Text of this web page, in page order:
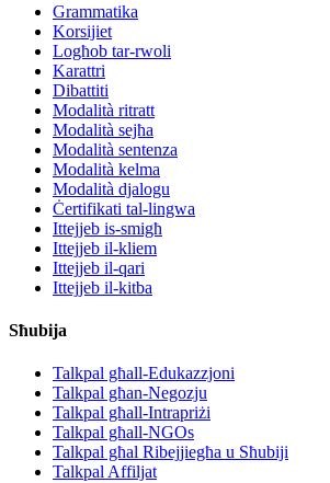
Grammatika
Korsijiet
Logħob tar-rwoli
Karattri
Dibattiti
Modalità ritratt
Modalità sejħa
Modalità sentenza
Modalità kelma
Modalità djalogu
Ċertifikati tal-lingwa
Ittejjeb is-smigħ
Ittejjeb il-kliem
Ittejjeb il-qari
Ittejjeb il-kitba
Sħubija
Talkpal għall-Edukazzjoni
Talkpal għan-Negozju
Talkpal għall-Intrapriżi
Talkpal għall-NGOs
Talkpal għal Ribejjiegħa u Sħubiji
Talkpal Affiljat